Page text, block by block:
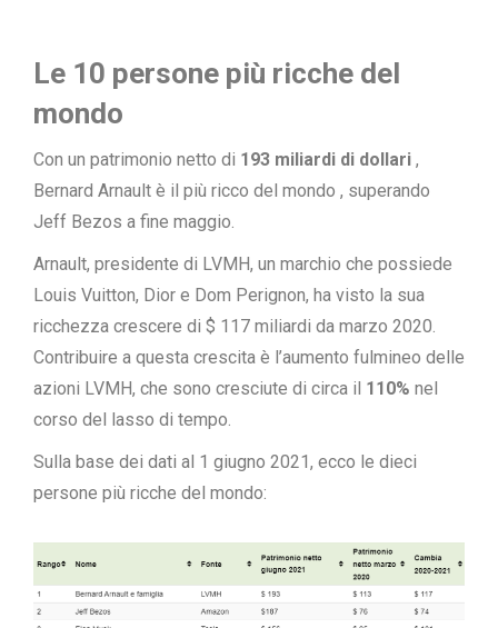
Le 10 persone più ricche del
mondo
Con un patrimonio netto di 193 miliardi di dollari ,
Bernard Arnault è il più ricco del mondo , superando
Jeff Bezos a fine maggio.
Arnault, presidente di LVMH, un marchio che possiede
Louis Vuitton, Dior e Dom Perignon, ha visto la sua
ricchezza crescere di $ 117 miliardi da marzo 2020.
Contribuire a questa crescita è l’aumento fulmineo delle
azioni LVMH, che sono cresciute di circa il 110% nel
corso del lasso di tempo.
Sulla base dei dati al 1 giugno 2021, ecco le dieci
persone più ricche del mondo: